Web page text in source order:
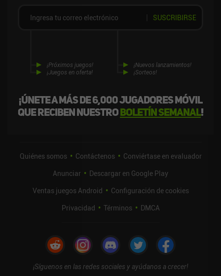
¡Únete a más de 6,000 jugadores móvil
que reciben nuestroboletín semanal!
¡Próximos juegos!
¡Juegos en oferta!
¡Nuevos lanzamientos!
¡Sorteos!
SUSCRIBIRSE
Quiénes somos Contáctenos
Conviértase en evaluador
Anunciar
Descargar en Google Play
Ventas juegos Android
Configuración de cookies
Privacidad
Términos DMCA
¡Síguenos en las redes sociales y ayúdanos a crecer!